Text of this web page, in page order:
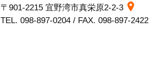
〒901-2215 宜野湾市真栄原2-2-3
TEL. 098-897-0204 / FAX. 098-897-2422